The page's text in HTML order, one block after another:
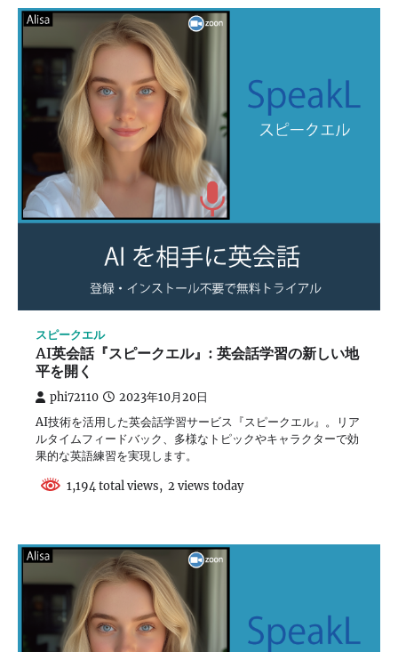
スピークエル
AI英会話『スピークエル』: 英会話学習の新しい地
平を開く
phi72110 2023年10月20日
AI技術を活用した英会話学習サービス『スピークエル』。リア
ルタイムフィードバック、多様なトピックやキャラクターで効
果的な英語練習を実現します。
1,194 total views, 2 views today